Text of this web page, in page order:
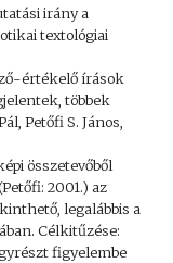
irány a
textológiai
értékelő írások
többek
Petőfi S. János,
összetevőből
2001.) az
legalábbis a
Célkitűzése:
figyelembe